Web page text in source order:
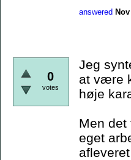
answered Nov
0
votes
Jeg
at være
høje
Men det
eget
afleveret.